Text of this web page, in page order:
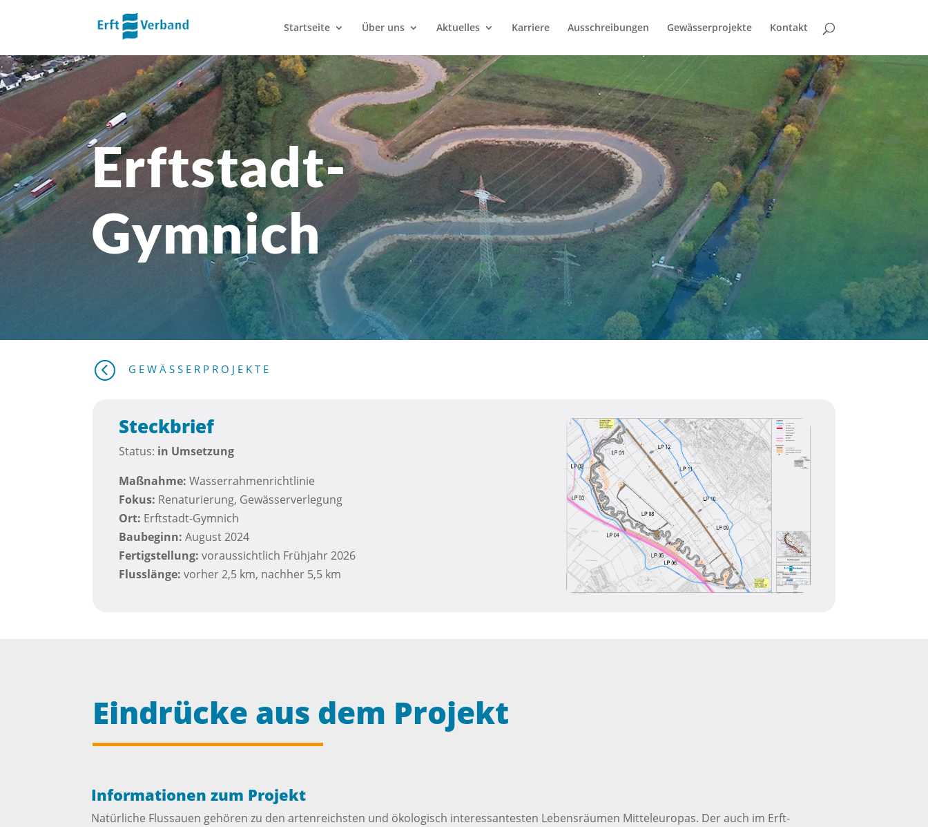
Startseite Über uns Aktuelles Karriere Ausschreibungen Gewässerprojekte Kontakt
Erftstadt-
Gymnich
< GEWÄSSERPROJEKTE
Steckbrief
Status: in Umsetzung
Maßnahme: Wasserrahmenrichtlinie
Fokus: Renaturierung, Gewässerverlegung
Ort: Erftstadt-Gymnich
Baubeginn: August 2024
Fertigstellung: voraussichtlich Frühjahr 2026
Flusslänge: vorher 2,5 km, nachher 5,5 km
Eindrücke aus dem Projekt
Informationen zum Projekt
Natürliche Flussauen gehören zu den artenreichsten und ökologisch interessantesten Lebensräumen Mitteleuropas. Der auch im Erft-